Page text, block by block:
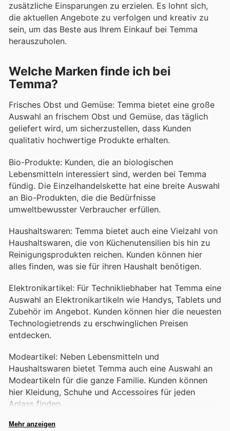
zusätzliche Einsparungen zu erzielen. Es lohnt sich,
die aktuellen Angebote zu verfolgen und kreativ zu
sein, um das Beste aus Ihrem Einkauf bei Temma
herauszuholen.
Welche Marken finde ich bei
Temma?
Frisches Obst und Gemüse: Temma bietet eine große
Auswahl an frischem Obst und Gemüse, das täglich
geliefert wird, um sicherzustellen, dass Kunden
qualitativ hochwertige Produkte erhalten.
Bio-Produkte: Kunden, die an biologischen
Lebensmitteln interessiert sind, werden bei Temma
fündig. Die Einzelhandelskette hat eine breite Auswahl
an Bio-Produkten, die die Bedürfnisse
umweltbewusster Verbraucher erfüllen.
Haushaltswaren: Temma bietet auch eine Vielzahl von
Haushaltswaren, die von Küchenutensilien bis hin zu
Reinigungsprodukten reichen. Kunden können hier
alles finden, was sie für ihren Haushalt benötigen.
Elektronikartikel: Für Technikliebhaber hat Temma eine
Auswahl an Elektronikartikeln wie Handys, Tablets und
Zubehör im Angebot. Kunden können hier die neuesten
Technologietrends zu erschwinglichen Preisen
entdecken.
Modeartikel: Neben Lebensmitteln und
Haushaltswaren bietet Temma auch eine Auswahl an
Modeartikeln für die ganze Familie. Kunden können
hier Kleidung, Schuhe und Accessoires für jeden
Anlass finden.
Mehr anzeigen